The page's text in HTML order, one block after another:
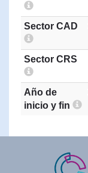
Sector CAD
Sector CRS
Año de
inicio y fin